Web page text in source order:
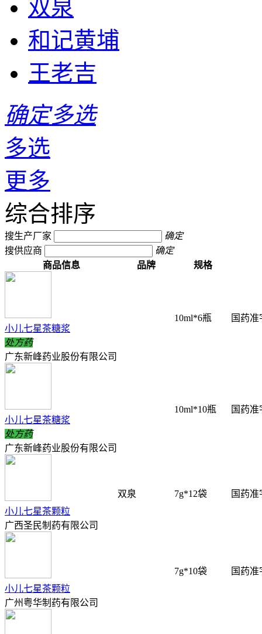
双泉
和记黄埔
王老吉
确定多选
多选
更多
综合排序
搜生产厂家
确定
搜供应商
确定
商品信息
品牌 规格
小儿七星茶糖浆
处方药
广东新峰药业股份有限公司
10ml*6瓶 国药准
小儿七星茶糖浆
处方药
广东新峰药业股份有限公司
10ml*10瓶 国药准
小儿七星茶颗粒
广西圣民制药有限公司
双泉 7g*12袋 国药准
小儿七星茶颗粒
广州粤华制药有限公司
7g*10袋 国药准